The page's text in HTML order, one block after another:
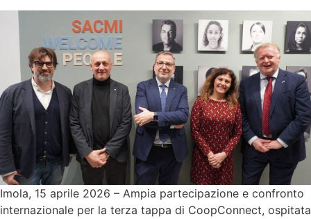
Imola, 15 aprile 2026 – Ampia partecipazione e confronto
internazionale per la terza tappa di CoopConnect, ospitata